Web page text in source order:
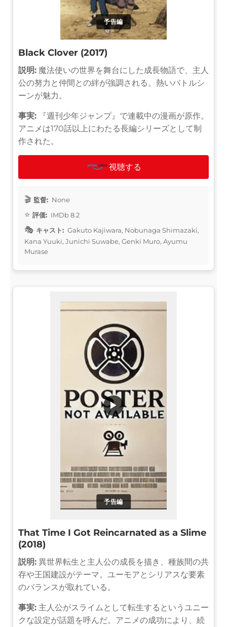
予告編
Black Clover (2017)
説明: 魔法使いの世界を舞台にした成長物語で、主人
公の努力と仲間との絆が強調される。熱いバトルシ
ーンが魅力。
事実: 『週刊少年ジャンプ』で連載中の漫画が原作。
アニメは170話以上にわたる長編シリーズとして制
作された。
視聴する
監督: None
評価: IMDb 8.2
キャスト: Gakuto Kajiwara, Nobunaga Shimazaki,
Kana Yuuki, Junichi Suwabe, Genki Muro, Ayumu
Murase
予告編
▶
That Time I Got Reincarnated as a Slime
(2018)
説明: 異世界転生と主人公の成長を描き、種族間の共
存や王国建設がテーマ。ユーモアとシリアスな要素
のバランスが取れている。
事実: 主人公がスライムとして転生するというユニー
クな設定が話題を呼んだ。アニメの成功により、続